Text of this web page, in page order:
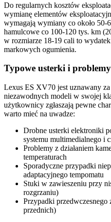
Do regularnych kosztów
wymianę elementów
wymagają wymiany co około 50-
hamulcowe co 100-120 tys. km
w rozmiarze 18-19 cali to
markowych ogumienia.
Typowe usterki i
Lexus ES XV70 jest uznawany
niezawodnych modeli w swojej
użytkownicy zgłaszają pewne
warto mieć na uwadze:
Drobne usterki elektroniki
systemu multimedialnego i
Problemy z działaniem
temperaturach
Sporadyczne przypadki
adaptacyjnego tempomatu
Stuki w zawieszeniu przy
rozgrzaniu)
Przypadki przedwczesnego
przednich)